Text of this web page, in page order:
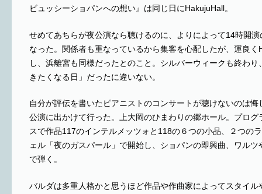
ビュッシーショパンへの想い』は同じ日にHakujuHall。
せめてあちらが夜公演なら聴けるのに、よりによって14時開
なった。関係者も重なっているから集客を心配したが、運良く
し、浜離宮も同様だったとのこと。シルバーウィークも終わ
きたくなる日」だったに違いない。
自分が評伝を書いたピアニストのコンサートが聴けないのは
公演に出かけて行った。上大岡のひまわりの郷ホール。プログ
スで作品117のインテルメッツォと118の６つの小品、２つの
ェル「夜のガスパール」で開始し、ショパンの即興曲、ワル
で弾く。
バルダは多重人格かと思うほど作品や作曲家によってスタイル